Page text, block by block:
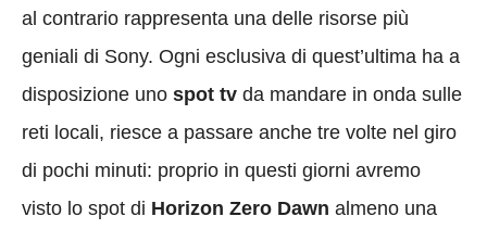
al contrario rappresenta una delle risorse più
geniali di Sony. Ogni esclusiva di quest’ultima ha a
disposizione uno spot tv da mandare in onda sulle
reti locali, riesce a passare anche tre volte nel giro
di pochi minuti: proprio in questi giorni avremo
visto lo spot di Horizon Zero Dawn almeno una